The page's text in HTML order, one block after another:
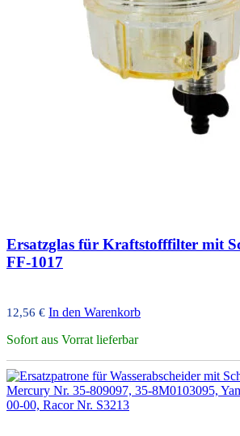
Ersatzglas für Kraftstofffilter mit
FF-1017
12,56 € In den Warenkorb
Sofort aus Vorrat lieferbar